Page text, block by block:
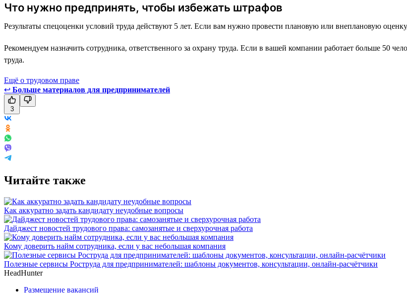
Что нужно предпринять, чтобы избежать штрафов
Результаты спецоценки условий труда действуют 5 лет. Если вам нужно провести плановую или внеплановую
Рекомендуем назначить сотрудника, ответственного за охрану труда. Если в вашей компании работает больше 50
труда.
Ещё о трудовом праве
↩ Больше материалов для предпринимателей
3
Читайте также
Как аккуратно задать кандидату неудобные вопросы
Дайджест новостей трудового права: самозанятые и сверхурочная работа
Кому доверить найм сотрудника, если у вас небольшая компания
Полезные сервисы Роструда для предпринимателей: шаблоны документов, консультации, онлайн-расчётчики
HeadHunter
Размещение вакансий